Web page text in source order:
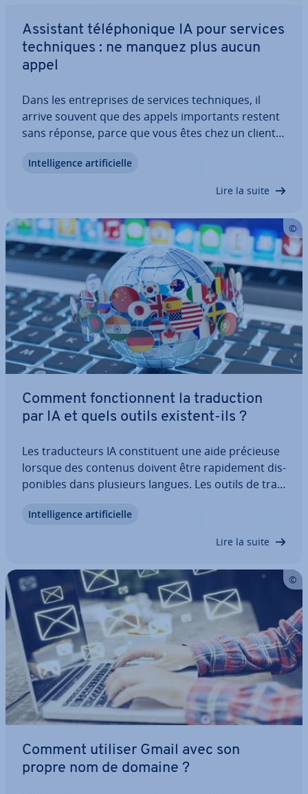
Assistant té­lé­pho­nique IA pour services
tech­niques : ne manquez plus aucun
appel
Dans les en­tre­prises de services tech­niques, il
arrive souvent que des appels im­por­tants restent
sans réponse, parce que vous êtes chez un client
assistant té­lé­pho­nique IA. Il prend les appels de
In­tel­li­gence ar­ti­fi­cielle
Lire la suite
Comment fonc­tion­nent la tra­duc­tion
par IA et quels outils existent-ils ?
Les tra­duc­teurs IA cons­ti­tuent une aide précieuse
lorsque des contenus doivent être ra­pi­de­ment dis­
po­nibles dans plusieurs langues. Les outils de tra­
traduire : ils peuvent également adapter le style et
In­tel­li­gence ar­ti­fi­cielle
Lire la suite
Comment utiliser Gmail avec son
propre nom de domaine ?